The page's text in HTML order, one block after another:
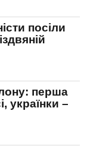
посіли
перша
українки –